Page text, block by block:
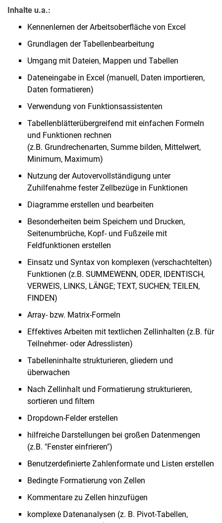
Inhalte u.a.:
Kennenlernen der Arbeitsoberfläche von Excel
Grundlagen der Tabellenbearbeitung
Umgang mit Dateien, Mappen und Tabellen
Dateneingabe in Excel (manuell, Daten importieren,
Daten formatieren)
Verwendung von Funktionsassistenten
Tabellenblätterübergreifend mit einfachen Formeln
und Funktionen rechnen
(z.B. Grundrechenarten, Summe bilden, Mittelwert,
Minimum, Maximum)
Nutzung der Autovervollständigung unter
Zuhilfenahme fester Zellbezüge in Funktionen
Diagramme erstellen und bearbeiten
Besonderheiten beim Speichern und Drucken,
Seitenumbrüche, Kopf- und Fußzeile mit
Feldfunktionen erstellen
Einsatz und Syntax von komplexen (verschachtelten)
Funktionen (z.B. SUMMEWENN, ODER, IDENTISCH,
VERWEIS, LINKS, LÄNGE; TEXT, SUCHEN; TEILEN,
FINDEN)
Array- bzw. Matrix-Formeln
Effektives Arbeiten mit textlichen Zellinhalten (z.B. für
Teilnehmer- oder Adresslisten)
Tabelleninhalte strukturieren, gliedern und
überwachen
Nach Zellinhalt und Formatierung strukturieren,
sortieren und filtern
Dropdown-Felder erstellen
hilfreiche Darstellungen bei großen Datenmengen
(z.B. "Fenster einfrieren")
Benutzerdefinierte Zahlenformate und Listen erstellen
Bedingte Formatierung von Zellen
Kommentare zu Zellen hinzufügen
komplexe Datenanalysen (z. B. Pivot-Tabellen,